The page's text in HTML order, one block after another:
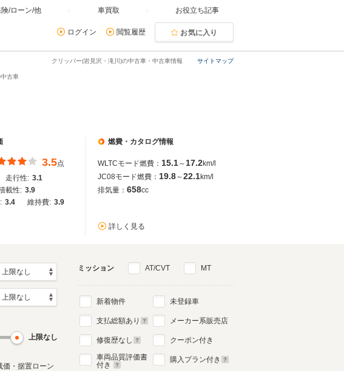
険/ローン/他 車買取 お役立ち記事
ログイン 閲覧履歴 お気に入り
サイトマップ
クリッパー(岩見沢・滝川)の中古車・中古車情報
古車
3.5点
走行性: 3.1
載性: 3.9
3.4 維持費: 3.9
燃費・カタログ情報
WLTCモード燃費： 15.1～ 17.2km/l
JC08モード燃費： 19.8～22.1km/l
排気量： 658cc
詳しく見る
上限なし
価・据置ローン
ミッション AT/CVT MT
新着物件
支払総額あり
修復歴なし
車両品質評価書
付き
未登録車
メーカー系販売店
クーポン付き
購入プラン付き